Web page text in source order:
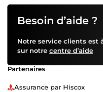
Besoin d’aide ?
Notre service clients est
sur notre centre d’aide
Partenaires
Assurance par Hiscox